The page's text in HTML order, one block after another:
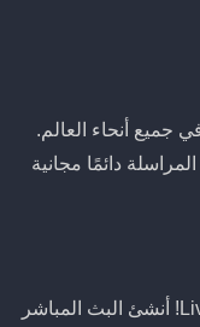
جميع أنحاء العالم.
دائمًا مجانية
هناك ترفيه بدون توقف في Live on MeetMe! أنشئ البث المباشر